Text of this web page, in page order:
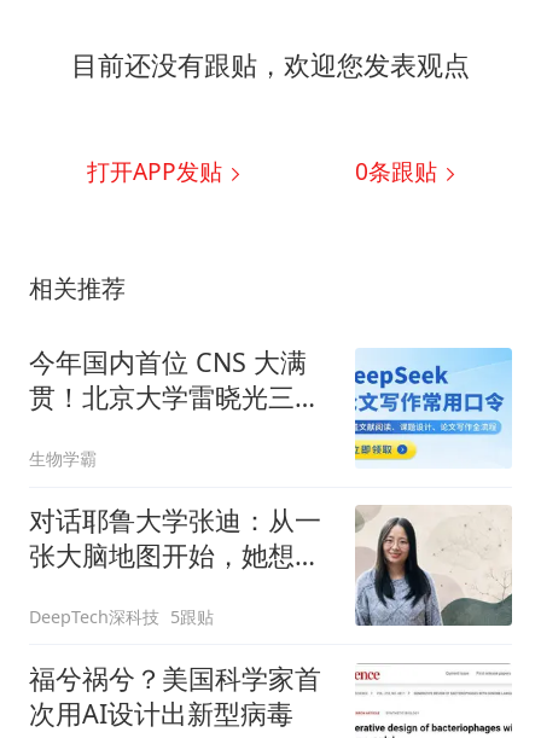
目前还没有跟贴，欢迎您发表观点
打开APP发贴 0条跟贴
相关推荐
今年国内首位 CNS 大满
贯！北京大学雷晓光三个
年连发 8 篇
生物学霸
对话耶鲁大学张迪：从一
张大脑地图开始，她想预
DeepTech深科技 5跟贴
福兮祸兮？美国科学家首
次用AI设计出新型病毒